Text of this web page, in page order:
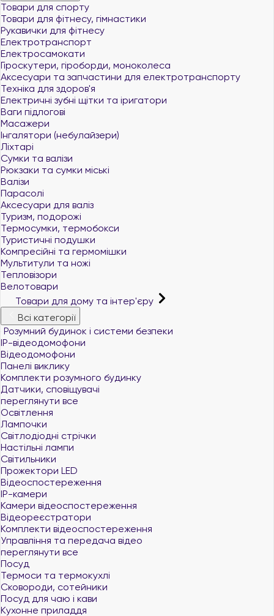
Товари для спорту
Товари для фітнесу, гімнастики
Рукавички для фітнесу
Електротранспорт
Електросамокати
Гіроскутери, гіроборди, моноколеса
Аксесуари та запчастини для електротранспорту
Техніка для здоров'я
Електричні зубні щітки та іригатори
Ваги підлогові
Масажери
Інгалятори (небулайзери)
Ліхтарі
Сумки та валізи
Рюкзаки та сумки міські
Валізи
Парасолі
Аксесуари для валіз
Туризм, подорожі
Термосумки, термобокси
Туристичні подушки
Компресійні та гермомішки
Мультитули та ножі
Тепловізори
Велотовари
Товари для дому та інтер'єру
Всі категорії
Розумний будинок і системи безпеки
IP-відеодомофони
Відеодомофони
Панелі виклику
Комплекти розумного будинку
Датчики, сповіщувачі
переглянути все
Освітлення
Лампочки
Світлодіодні стрічки
Настільні лампи
Світильники
Прожектори LED
Відеоспостереження
IP-камери
Камери відеоспостереження
Відеореєстратори
Комплекти відеоспостереження
Управління та передача відео
переглянути все
Посуд
Термоси та термокухлі
Сковороди, сотейники
Посуд для чаю і кави
Кухонне приладдя